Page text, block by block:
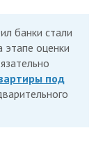
банки стали
оценки
под